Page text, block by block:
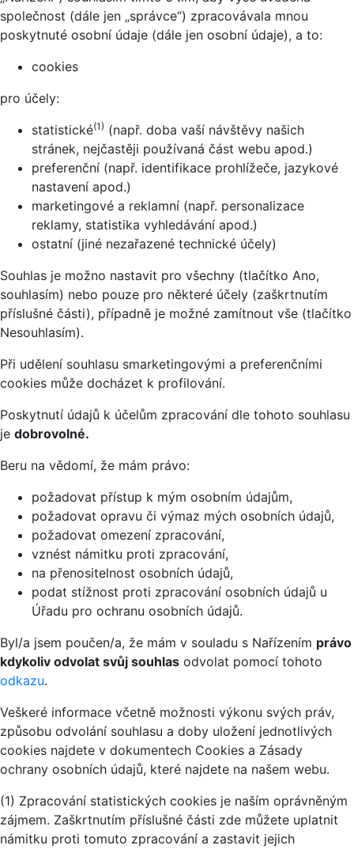
společnost (dále jen „správce“) zpracovávala mnou
poskytnuté osobní údaje (dále jen osobní údaje), a to:
cookies
pro účely:
statistické(1) (např. doba vaší návštěvy našich
stránek, nejčastěji používaná část webu apod.)
preferenční (např. identifikace prohlížeče, jazykové
nastavení apod.)
marketingové a reklamní (např. personalizace
reklamy, statistika vyhledávání apod.)
ostatní (jiné nezařazené technické účely)
Souhlas je možno nastavit pro všechny (tlačítko Ano,
souhlasím) nebo pouze pro některé účely (zaškrtnutím
příslušné části), případně je možné zamítnout vše (tlačítko
Nesouhlasím).
Při udělení souhlasu smarketingovými a preferenčními
cookies může docházet k profilování.
Poskytnutí údajů k účelům zpracování dle tohoto souhlasu
je dobrovolné.
Beru na vědomí, že mám právo:
požadovat přístup k mým osobním údajům,
požadovat opravu či výmaz mých osobních údajů,
požadovat omezení zpracování,
vznést námitku proti zpracování,
na přenositelnost osobních údajů,
podat stížnost proti zpracování osobních údajů u
Úřadu pro ochranu osobních údajů.
Byl/a jsem poučen/a, že mám v souladu s Nařízením právo
kdykoliv odvolat svůj souhlas odvolat pomocí tohoto
odkazu.
Veškeré informace včetně možnosti výkonu svých práv,
způsobu odvolání souhlasu a doby uložení jednotlivých
cookies najdete v dokumentech Cookies a Zásady
ochrany osobních údajů, které najdete na našem webu.
(1) Zpracování statistických cookies je naším oprávněným
zájmem. Zaškrtnutím příslušné části zde můžete uplatnit
námitku proti tomuto zpracování a zastavit jejich